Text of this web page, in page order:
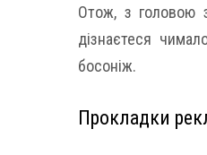
Отож, з головою
дізнаєтеся
босоніж.
Прокладки